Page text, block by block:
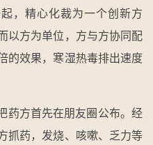
，精心化裁为一个创新方
以方为单位，方与方协同配
的效果，寒湿热毒排出速度
药方首先在朋友圈公布。经
抓药，发烧、咳嗽、乏力等